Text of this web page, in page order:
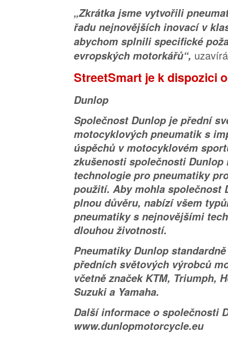
„Zkrátka jsme vytvořili
řadu nejnovějších inovací v
abychom splnili specifické
evropských motorkářů“,
StreetSmart je k dispozici
Dunlop
Společnost Dunlop je přední
motocyklových pneumatik s
úspěchů v motocyklovém
zkušenosti společnosti
technologie pro pneumatiky
použití. Aby mohla společnost
plnou důvěru, nabízí všem
pneumatiky s nejnovějšími
dlouhou životností.
Pneumatiky Dunlop
předních světových výrobců
včetně značek KTM, Triumph,
Suzuki a Yamaha.
Další informace o společnosti
www.dunlopmotorcycle.eu